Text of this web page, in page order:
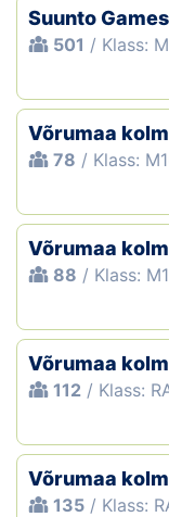
Suunto Games
501 / Klass:
Võrumaa
78 / Klass:
Võrumaa
88 / Klass:
Võrumaa
112 / Klass:
Võrumaa
135 / Klass: